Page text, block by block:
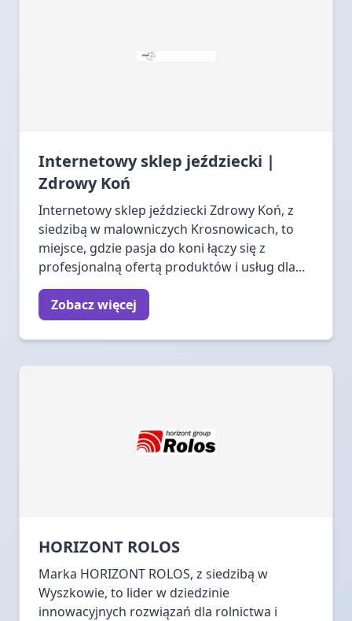
Internetowy sklep jeździecki |
Zdrowy Koń
Internetowy sklep jeździecki Zdrowy Koń, z
siedzibą w malowniczych Krosnowicach, to
miejsce, gdzie pasja do koni łączy się z
profesjonalną ofertą produktów i usług dla...
Zobacz więcej
HORIZONT ROLOS
Marka HORIZONT ROLOS, z siedzibą w
Wyszkowie, to lider w dziedzinie
innowacyjnych rozwiązań dla rolnictwa i